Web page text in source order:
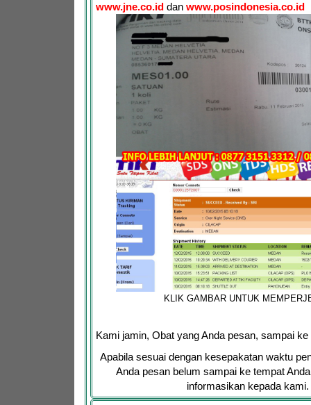
www.jne.co.iddan www.posindonesia.co.id
KLIK GAMBAR UNTUK
Kami jamin, Obat yang Anda pesan, sampai ke
Apabila sesuai dengan kesepakatan waktu
Anda pesan belum sampai ke tempat
informasikan kepada kami.